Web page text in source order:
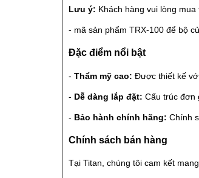
Lưu ý: Khách hàng vui lòng
- mã sản phẩm TRX-100 để bộ
Đặc điểm nổi bật
- Thẩm mỹ cao: Được thiết kế
- Dễ dàng lắp đặt: Cấu trúc đơn
- Bảo hành chính hãng: Chính
Chính sách bán hàng
Tại Titan, chúng tôi cam kết